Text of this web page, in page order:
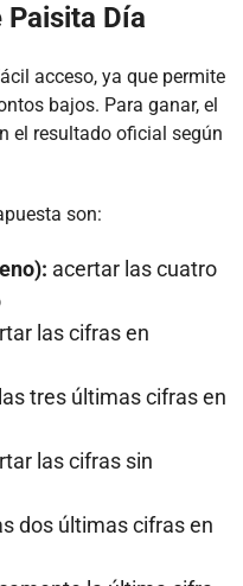
Paisita Día
acceso, ya que permite
bajos. Para ganar, el
el resultado oficial según
son:
acertar las cuatro
las cifras en
tres últimas cifras en
las cifras sin
dos últimas cifras en